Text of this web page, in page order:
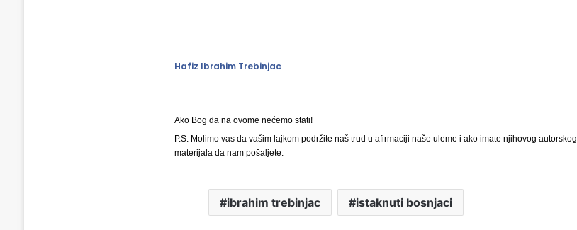
Hafiz Ibrahim Trebinjac
Ako Bog da na ovome nećemo stati!
P.S. Molimo vas da vašim lajkom podržite naš trud u afirmaciji naše uleme i ako imate njihovog autorskog
materijala da nam pošaljete.
ibrahim trebinjac istaknuti bosnjaci